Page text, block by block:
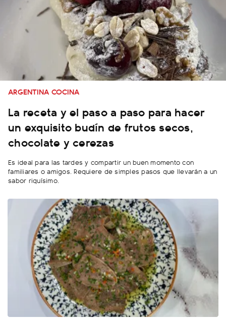
ARGENTINA COCINA
La receta y el paso a paso para hacer
un exquisito budín de frutos secos,
chocolate y cerezas
Es ideal para las tardes y compartir un buen momento con
familiares o amigos. Requiere de simples pasos que llevarán a un
sabor riquísimo.